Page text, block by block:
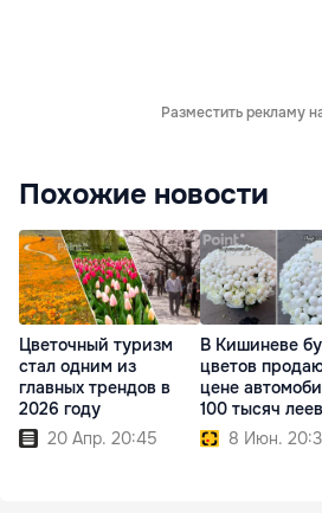
Разместить рекламу
Похожие новости
Цветочный туризм
стал одним из
главных трендов в
2026 году
20 Апр. 20:45
В Кишиневе
цветов
цене
100 тысяч леев
8 Июн.